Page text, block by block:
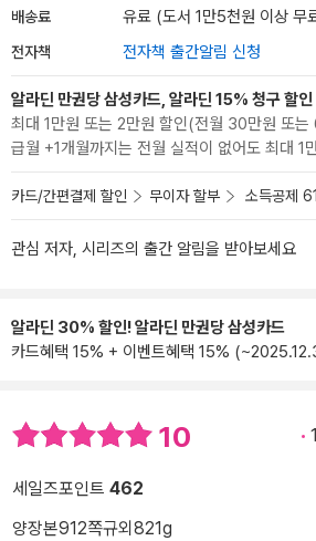
배송료 유료 (도서 1만5천원 이상 무
전자책 전자책 출간알림 신청
알라딘 만권당 삼성카드, 알라딘 15% 청구 할인
최대 1만원 또는 2만원 할인(전월 30만원 또
급월 +1개월까지는 전월 실적이 없어도 최대 1
카드/간편결제 할인 무이자 할부 소득공제
관심 저자, 시리즈의 출간 알림을 받아보세요
알라딘 30% 할인! 알라딘 만권당 삼성카드
카드혜택 15% + 이벤트혜택 15%
10
세일즈포인트 462
양장본912쪽규외 821g